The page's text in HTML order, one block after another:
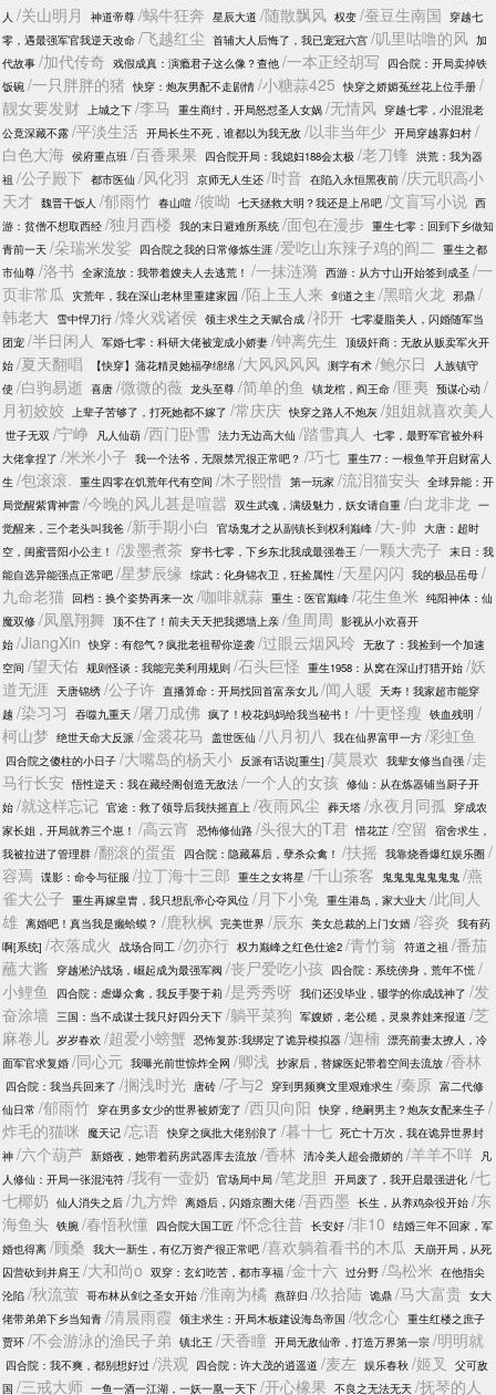
人 /关山明月 神道帝尊 /蜗牛狂奔 星辰大道 /随散飘风 权变 /蚕豆生南国
穿越七
零，遇最强军官我逆天改命 /飞越红尘 首辅大人后悔了，我已宠冠六宫 /叽里咕噜的风 加
代故事 /加代传奇 戏假成真：演瘾君子这么像？查他 /一本正经胡写
四合院：开局卖掉铁
饭碗 /一只胖胖的猪 快穿：炮灰男配不走剧情 /小糖蒜425 快穿之娇媚菟丝花上位手册 /
靓女要发财 上城之下 /李马 重生商纣，开局怒怼圣人女娲 /无情风 穿越七零，小混混老
公竟深藏不露 /平淡生活 开局长生不死，谁都以为我无敌 /以非当年少 开局穿越寡妇村 /
白色大海 侯府重点班 /百香果果 四合院开局：我媳妇188会太极 /老刀锋 洪荒：我为器
祖 /公子殿下 都市医仙 /风化羽 京师无人生还 /时音 在陷入永恒黑夜前 /庆元职高小
天才 魏晋干饭人 /郁雨竹 春山喧 /彼呦 七天拯救大明？我还是上吊吧 /文盲写小说 西
游：贫僧不想取西经 /独月西楼 我的末日避难所系统 /面包在漫步 重生七零：回到下乡做知
青前一天 /朵瑞米发娑 四合院之我的日常修炼生涯 /爱吃山东辣子鸡的阎二 重生之都
市仙尊 /洛书 全家流放：我带着嫂夫人去逃荒！ /一抹涟漪 西游：从方寸山开始签到成圣 /一
页非常瓜
灾荒年，我在深山老林里重建家园 /陌上玉人来 剑道之主 /黑暗火龙 邪鼎 /
韩老大
雪中悍刀行 /烽火戏诸侯 领主求生之天赋合成 /祁开 七零凝脂美人，闪婚随军当
团宠 /半日闲人 军婚七零：科研大佬被宠成小娇妻 /钟离先生 顶级奸商：无敌从贩卖军火开
始 /夏天翻唱 【快穿】蒲花精灵她福孕绵绵 /大风风风风 测字有术 /鲍尔日
人族镇守
使 /白驹易逝 喜唐 /微微的薇 龙头至尊 /简单的鱼 镇龙棺，阎王命 /匪夷 预谋心动 /
月初姣姣 上辈子苦够了，打死她都不嫁了 /常庆庆 快穿之路人不炮灰 /姐姐就喜欢美人
世子无双 /宁峥 凡人仙葫 /西门卧雪 法力无边高大仙 /踏雪真人
七零，最野军官被外科
大佬拿捏了 /米米小子 我一个法爷，无限禁咒很正常吧？ /巧七 重生77：一根鱼竿开启财富人
生 /包滚滚. 重生四零在饥荒年代有空间 /木子熙惜 第一玩家 /流泪猫安头 全球异能：开
局觉醒紫霄神雷 /今晚的风儿甚是喧嚣 双生武魂，满级魅力，妖女请自重 /白龙非龙 一
觉醒来，三个老头叫我爸 /新手期小白 官场鬼才之从副镇长到权利巅峰 /大-帅 大唐：超时
空，闺蜜晋阳小公主！ /泼墨煮茶 穿书七零，下乡东北我成最强卷王 /一颗大壳子 末日：我
能自选异能强点正常吧 /星梦辰缘 综武：化身锦衣卫，狂捡属性 /天星闪闪 我的极品岳母 /
九命老猫 回档：换个姿势再来一次 /咖啡就蒜 重生：医官巅峰 /花生鱼米 纯阳神体：仙
魔双修 /凤凰翔舞 顶不住了！前夫天天把我摁墙上亲 /鱼周周 影视从小欢喜开
始 /JiangXin 快穿：有怨气？疯批老祖帮你逆袭 /过眼云烟风玲 无敌了：我捡到一个加速
空间 /望天佑 规则怪谈：我能完美利用规则 /石头巨怪 重生1958：从窝在深山打猎开始 /妖
道无涯 天唐锦绣 /公子许 直播算命：开局找回首富亲女儿 /闻人暖 夭寿！我家超市能穿
越 /染习习 吞噬九重天 /屠刀成佛 疯了！校花妈妈给我当秘书！ /十更怪瘦 铁血残明 /
柯山梦 绝世天命大反派 /金裘花马 盖世医仙 /八月初八 我在仙界富甲一方 /彩虹鱼
四合院之傻柱的小日子 /大嘴岛的杨天小 反派有话说[重生] /莫晨欢 我辈女修当自强 /走
马行长安 悟性逆天：我在藏经阁创造无敌法 /一个人的女孩 修仙：从在炼器铺当厨子开
始 /就这样忘记 官途：救了领导后我扶摇直上 /夜雨风尘 葬天塔 /永夜月同孤
穿成农
家长姐，开局就养三个崽！ /高云宵 恐怖修仙路 /头很大的T君 惜花芷 /空留
宿舍求生，
我被拉进了管理群 /翻滚的蛋蛋 四合院：隐藏幕后，孽杀众禽！ /扶摇 我靠烧香爆红娱乐圈 /
容焉 谍影：命令与征服 /拉丁海十三郎 重生之女将星 /千山茶客 鬼鬼鬼鬼鬼鬼鬼 /燕
雀大公子 重生再嫁皇胄，我只想乱帝心夺凤位 /月下小兔 重生港岛，家大业大 /此间人
雄 离婚吧！真当我是癞蛤蟆？ /鹿秋枫 完美世界 /辰东 美女总裁的上门女婿 /容炎 我有药
啊[系统] /衣落成火 战场合同工 /勿亦行 权力巅峰之红色仕途2 /青竹翁 符道之祖 /番茄
蘸大酱
穿越淞沪战场，崛起成为最强军阀 /丧尸爱吃小孩 四合院：系统傍身，荒年不慌 /
小鲤鱼
四合院：虐爆众禽，我反手娶于莉 /是秀秀呀 我们还没毕业，辍学的你成战神了 /发
奋涂墙 三国：当不成谋士我只好四分天下 /躺平菜狗 军嫂娇，老公糙，灵泉养娃来报道 /芝
麻卷儿 岁岁春欢 /超爱小螃蟹 恐怖复苏:我绑定了诡异模拟器 /迦楠 漂亮前妻太撩人，冷
面军官求复婚 /同心元 我曝光前世惊炸全网 /卿浅 抄家后，替嫁医妃带着空间去流放 /香林
四合院：我当兵回来了 /搁浅时光 唐砖 /孑与2 穿到男频爽文里艰难求生 /秦原 富二代修
仙日常 /郁雨竹 穿在男多女少的世界被娇宠了 /西贝向阳 快穿，绝嗣男主？炮灰女配来生子 /
炸毛的猫咪
魔天记 /忘语 快穿之疯批大佬别浪了 /暮十七 死亡十万次，我在诡异世界封
神 /六个葫芦 新婚夜，她带着药房武器库去流放 /香林 清冷美人超会撒娇的 /羊羊不咩 凡
人修仙：开局一张混沌符 /我有一壶奶 官场局中局 /笔龙胆 开局废了，我开启最强进化 /七
七椰奶 仙人消失之后 /九方烨 离婚后，闪婚京圈大佬 /吾西墨 长生，从养鸡杂役开始 /东
海鱼头 铁腕 /春悟秋懂 四合院大国工匠 /怀念往昔 长安好 /非10 结婚三年不回家，军
婚也得离 /顾桑 我大一新生，有亿万资产很正常吧 /喜欢躺着看书的木瓜 天崩开局，从死
囚营砍到并肩王 /大和尚o 双穿：玄幻吃苦，都市享福 /金十六 过分野 /鸟松米 在他指尖
沦陷 /秋流萤 哥布林从剑之圣女开始 /淮南为橘 燕辞归 /玖拾陆 诡鼎 /马大富贵 女大
佬带弟弟下乡当知青 /清晨雨霞 领主求生：开局木板建设海岛帝国 /牧念心 重生红楼之庶子
贾环 /不会游泳的渔民子弟 镇北王 /天香瞳 开局无敌仙帝，打造万界第一宗 /明明就
四合院：我不爽，都别想好过 /洪观 四合院：许大茂的逍遥道 /麦左 娱乐春秋 /姬叉
父可敌
国 /三戒大师 一鱼一酒一江湖，一妖一凰一天下 /开心橡果 不良之无法无天 /抚琴的人